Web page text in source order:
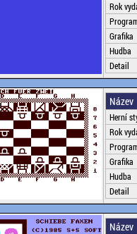
Rok
Grafika
Hudba
Detail
Název
Herní
Rok
Grafika
Hudba
Detail
Název